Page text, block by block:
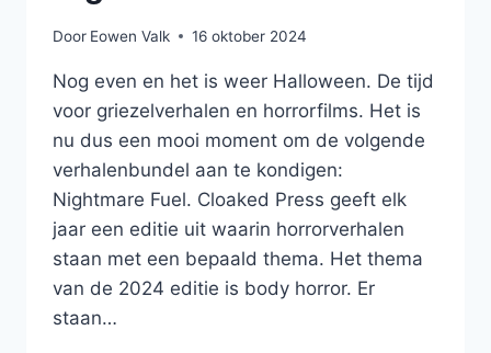
Door Eowen Valk 16 oktober 2024
Nog even en het is weer Halloween. De tijd
voor griezelverhalen en horrorfilms. Het is
nu dus een mooi moment om de volgende
verhalenbundel aan te kondigen:
Nightmare Fuel. Cloaked Press geeft elk
jaar een editie uit waarin horrorverhalen
staan met een bepaald thema. Het thema
van de 2024 editie is body horror. Er
staan…